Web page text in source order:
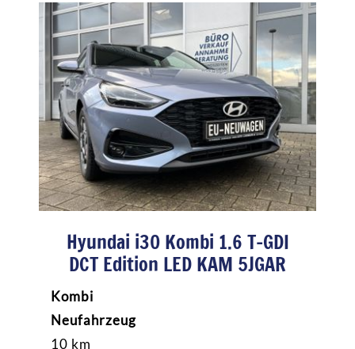
Hyundai i30 Kombi 1.6 T-GDI
DCT Edition LED KAM 5JGAR
Kombi
Neufahrzeug
10 km